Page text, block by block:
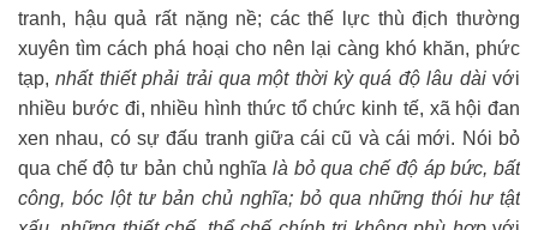
tranh, hậu quả rất nặng nề; các thế lực thù địch thường
xuyên tìm cách phá hoại cho nên lại càng khó khăn, phức
tạp,nhất thiết phải trải qua một thời kỳ quá độ lâu dàivới
nhiều bước đi, nhiều hình thức tổ chức kinh tế, xã hội đan
xen nhau, có sự đấu tranh giữa cái cũ và cái mới. Nói bỏ
qua chế độ tư bản chủ nghĩa là bỏ qua chế độ áp bức, bất
công, bóc lột tư bản chủ nghĩa; bỏ qua những thói hư tật